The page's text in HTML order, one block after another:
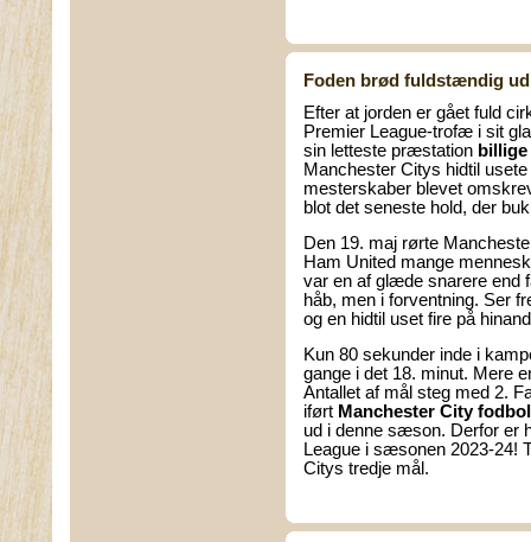
Foden brød fuldstændig
Efter at jorden er gået fuld
Premier League-trofæ i sit
sin letteste præstation
Manchester Citys hidtil
mesterskaber blevet
blot det seneste hold, der
Den 19. maj rørte
Ham United mange
var en af glæde snarere end
håb, men i forventning. Ser
og en hidtil uset fire på
Kun 80 sekunder inde i
gange i det 18. minut. Mere
Antallet af mål steg med 2.
iført Manchester City
ud i denne sæson. Derfor er
League i sæsonen 2023-24!
Citys tredje mål.